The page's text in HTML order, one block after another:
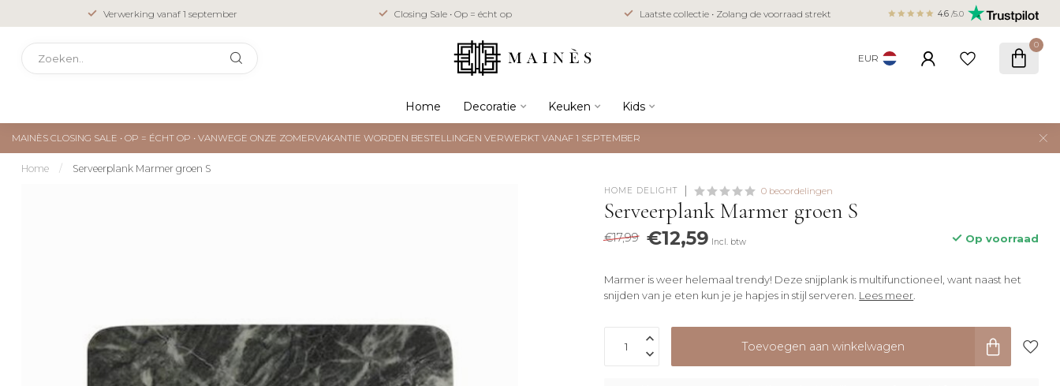
Verwerking vanaf 1 september Closing Sale • Op = écht op Laatste collectie • Zolang de voorraad strekt Veilig betalen met iDEAL, Bancontact,
creditcard 4.6 /5.0
EUR
0
Home Decoratie Keuken Kids
MAINÈS CLOSING SALE • OP = ÉCHT OP • VANWEGE ONZE ZOMERVAKANTIE WORDEN BESTELLINGEN VERWERKT VANAF 1 SEPTEMBER
Home / Serveerplank Marmer groen S
HOME DELIGHT 0 beoordelingen
Serveerplank Marmer groen S
€17,99 €12,59 Incl. btw Op voorraad
Marmer is weer helemaal trendy! Deze snijplank is multifunctioneel, want naast het
snijden van je eten kun je je hapjes in stijl serveren. Lees meer
Toevoegen aan winkelwagen